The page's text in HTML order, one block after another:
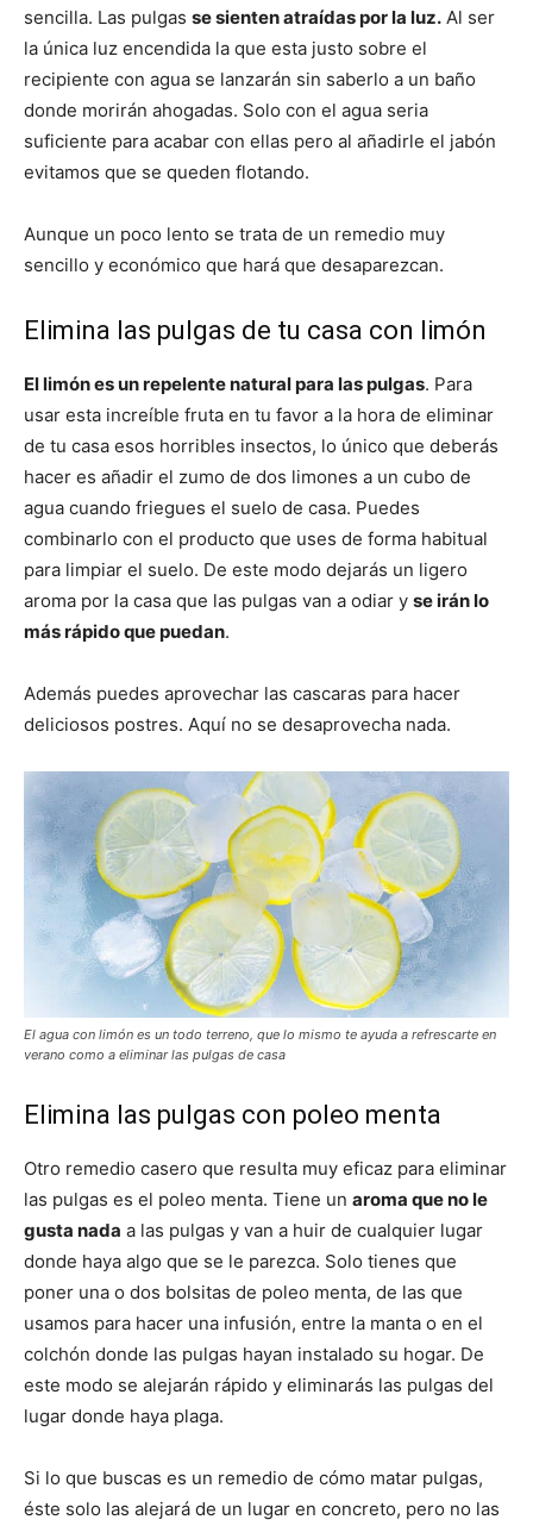
sencilla. Las pulgas se sienten atraídas por la luz. Al ser
la única luz encendida la que esta justo sobre el
recipiente con agua se lanzarán sin saberlo a un baño
donde morirán ahogadas. Solo con el agua seria
suficiente para acabar con ellas pero al añadirle el jabón
evitamos que se queden flotando.
Aunque un poco lento se trata de un remedio muy
sencillo y económico que hará que desaparezcan.
Elimina las pulgas de tu casa con limón
El limón es un repelente natural para las pulgas. Para
usar esta increíble fruta en tu favor a la hora de eliminar
de tu casa esos horribles insectos, lo único que deberás
hacer es añadir el zumo de dos limones a un cubo de
agua cuando friegues el suelo de casa. Puedes
combinarlo con el producto que uses de forma habitual
para limpiar el suelo. De este modo dejarás un ligero
aroma por la casa que las pulgas van a odiar y se irán lo
más rápido que puedan.
Además puedes aprovechar las cascaras para hacer
deliciosos postres. Aquí no se desaprovecha nada.
El agua con limón es un todo terreno, que lo mismo te ayuda a refrescarte en
verano como a eliminar las pulgas de casa
Elimina las pulgas con poleo menta
Otro remedio casero que resulta muy eficaz para eliminar
las pulgas es el poleo menta. Tiene un aroma que no le
gusta nada a las pulgas y van a huir de cualquier lugar
donde haya algo que se le parezca. Solo tienes que
poner una o dos bolsitas de poleo menta, de las que
usamos para hacer una infusión, entre la manta o en el
colchón donde las pulgas hayan instalado su hogar. De
este modo se alejarán rápido y eliminarás las pulgas del
lugar donde haya plaga.
Si lo que buscas es un remedio de cómo matar pulgas,
éste solo las alejará de un lugar en concreto, pero no las